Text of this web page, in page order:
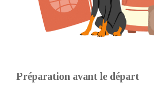
Préparation avant le départ